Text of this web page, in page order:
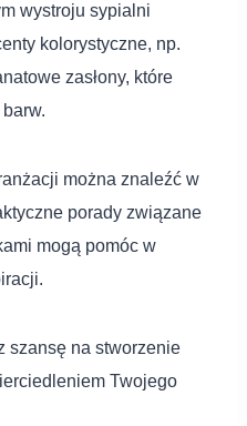
wystroju sypialni
kolorystyczne, np.
zasłony, które
można znaleźć w
porady związane
mogą pomóc w
szansę na stworzenie
Twojego